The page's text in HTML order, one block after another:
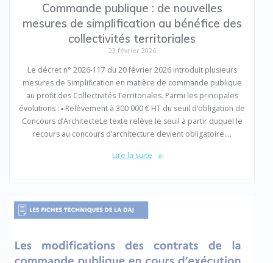
Commande publique : de nouvelles
mesures de simplification au bénéfice des
collectivités territoriales
23 février 2026
Le décret n° 2026-117 du 20 février 2026 introduit plusieurs
mesures de Simplification en matière de commande publique
au profit des Collectivités Territoriales. Parmi les principales
évolutions : ▪️ Relèvement à 300 000 € HT du seuil d’obligation de
Concours d’ArchitecteLe texte relève le seuil à partir duquel le
recours au concours d’architecture devient obligatoire.…
Lire la suite